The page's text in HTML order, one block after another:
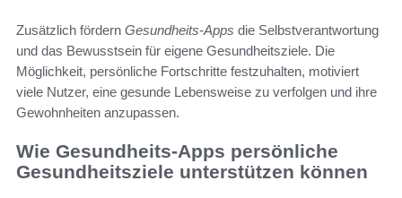
Zusätzlich fördern Gesundheits-Apps die Selbstverantwortung
und das Bewusstsein für eigene Gesundheitsziele. Die
Möglichkeit, persönliche Fortschritte festzuhalten, motiviert
viele Nutzer, eine gesunde Lebensweise zu verfolgen und ihre
Gewohnheiten anzupassen.
Wie Gesundheits-Apps persönliche
Gesundheitsziele unterstützen können